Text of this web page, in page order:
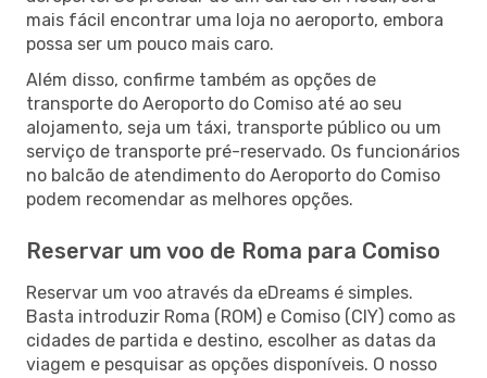
mais fácil encontrar uma loja no aeroporto, embora
possa ser um pouco mais caro.
Além disso, confirme também as opções de
transporte do Aeroporto do Comiso até ao seu
alojamento, seja um táxi, transporte público ou um
serviço de transporte pré-reservado. Os funcionários
no balcão de atendimento do Aeroporto do Comiso
podem recomendar as melhores opções.
Reservar um voo de Roma para Comiso
Reservar um voo através da eDreams é simples.
Basta introduzir Roma (ROM) e Comiso (CIY) como as
cidades de partida e destino, escolher as datas da
viagem e pesquisar as opções disponíveis. O nosso